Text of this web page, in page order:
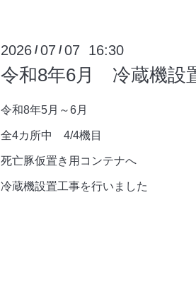
2026 /07 /07 16:30
令和8年6月 冷蔵機設
令和8年5月～6月
全4カ所中 4/4機目
死亡豚仮置き用コンテナへ
冷蔵機設置工事を行いました